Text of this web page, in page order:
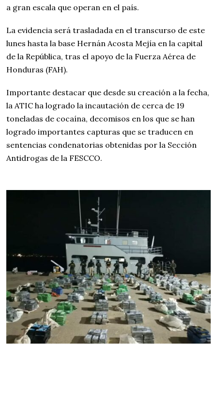
a gran escala que operan en el país.
La evidencia será trasladada en el transcurso de este
lunes hasta la base Hernán Acosta Mejía en la capital
de la República, tras el apoyo de la Fuerza Aérea de
Honduras (FAH).
Importante destacar que desde su creación a la fecha,
la ATIC ha logrado la incautación de cerca de 19
toneladas de cocaína, decomisos en los que se han
logrado importantes capturas que se traducen en
sentencias condenatorias obtenidas por la Sección
Antidrogas de la FESCCO.